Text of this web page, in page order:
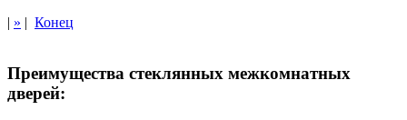
| » | Конец
Преимущества стеклянных межкомнатных
дверей: